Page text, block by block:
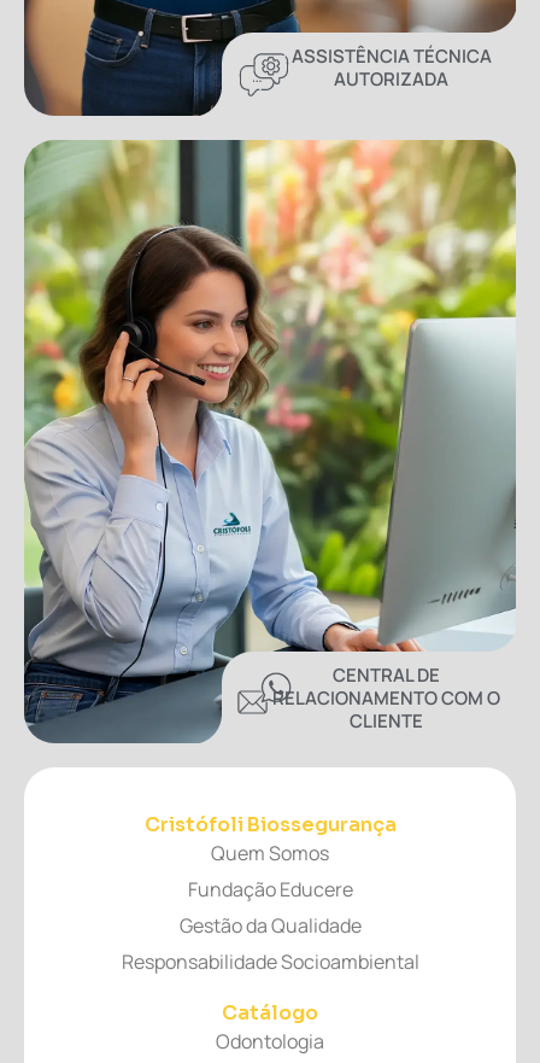
ASSISTÊNCIA TÉCNICA
AUTORIZADA
CENTRAL DE
RELACIONAMENTO COM O
CLIENTE
Cristófoli Biossegurança
Quem Somos
Fundação Educere
Gestão da Qualidade
Responsabilidade Socioambiental
Catálogo
Odontologia